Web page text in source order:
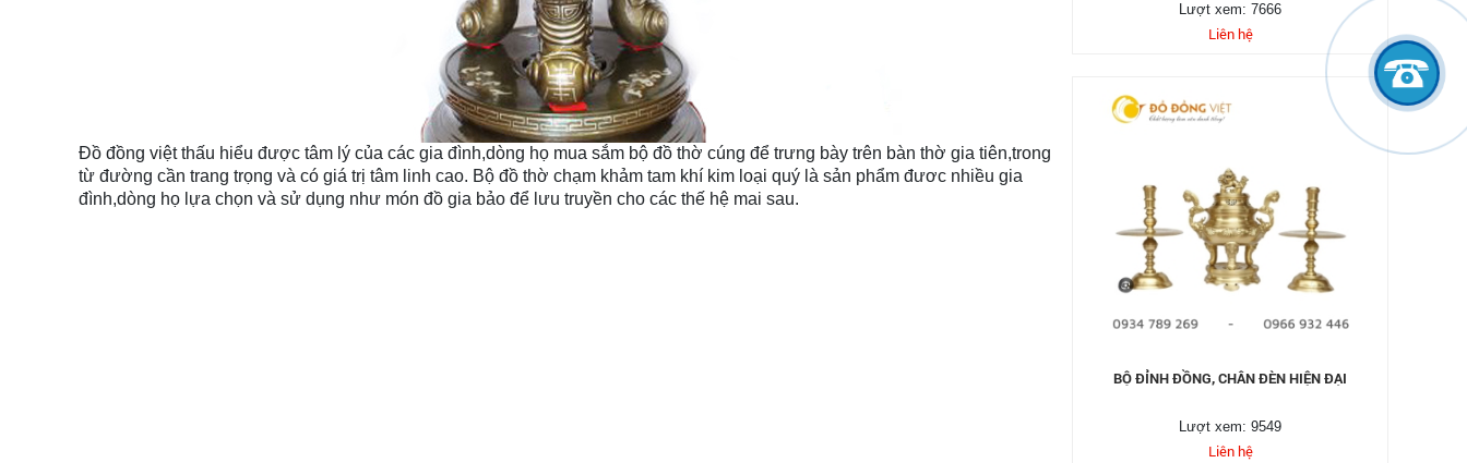
Đồ đồng việt thấu hiểu được tâm lý của các gia đình,dòng họ mua sắm bộ đồ thờ cúng để trưng bày trên bàn thờ gia tiên,trong
từ đường cần trang trọng và có giá trị tâm linh cao. Bộ đồ thờ chạm khảm tam khí kim loại quý là sản phẩm đươc nhiều gia
đình,dòng họ lựa chọn và sử dụng như món đồ gia bảo để lưu truyền cho các thế hệ mai sau.
Lượt xem: 7666
Liên hệ
BỘ ĐỈNH ĐỒNG, CHÂN ĐÈN HIỆN ĐẠI
Lượt xem: 9549
Liên hệ